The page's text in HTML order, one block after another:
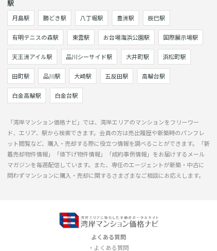
駅
月島駅 勝どき駅 八丁堀駅 豊洲駅 辰巳駅
有明テニスの森駅 東雲駅 お台場海浜公園駅 国際展示場駅
天王洲アイル駅 品川シーサイド駅 大井町駅 浜松町駅
田町駅 品川駅 大崎駅 五反田駅 高輪台駅
白金高輪駅 白金台駅
「湾岸マンション価格ナビ」では、湾岸エリアのマンションをフリーワー
ド、エリア、駅から検索できます。会員の方は売出履歴や新築時のパンフレ
ット閲覧など、購入・売却する際に役立つ情報を調べることができます。「新
着売却物件情報」「値下げ物件情報」「成約事例情報」をお届けするメール
マガジンを毎週配信しています。また、専任のエージェントが新築・中古に
問わずマンションに購入・売却に関するさまざまなご相談にお応えします。
よくある質問
よくある質問